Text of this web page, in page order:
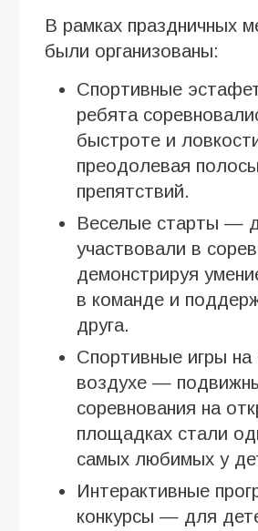
В рамках праздничных
были организованы:
Спортивные
ребята
быстроте и
преодолевая полосы
препятствий.
Веселые старты —
участвовали в
демонстрируя
в команде и
друга.
Спортивные игры на
воздухе —
соревнования на
площадках стали
самых любимых у
Интерактивные
конкурсы — для